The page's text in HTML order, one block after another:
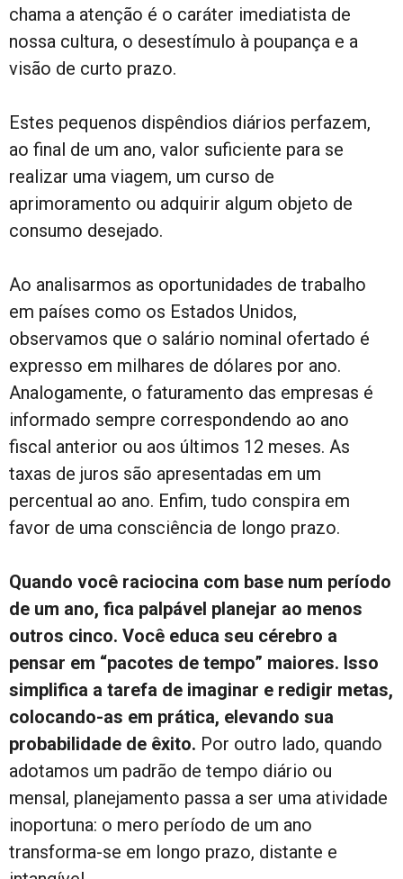
chama a atenção é o caráter imediatista de
nossa cultura, o desestímulo à poupança e a
visão de curto prazo.
Estes pequenos dispêndios diários perfazem,
ao final de um ano, valor suficiente para se
realizar uma viagem, um curso de
aprimoramento ou adquirir algum objeto de
consumo desejado.
Ao analisarmos as oportunidades de trabalho
em países como os Estados Unidos,
observamos que o salário nominal ofertado é
expresso em milhares de dólares por ano.
Analogamente, o faturamento das empresas é
informado sempre correspondendo ao ano
fiscal anterior ou aos últimos 12 meses. As
taxas de juros são apresentadas em um
percentual ao ano. Enfim, tudo conspira em
favor de uma consciência de longo prazo.
Quando você raciocina com base num período
de um ano, fica palpável planejar ao menos
outros cinco. Você educa seu cérebro a
pensar em “pacotes de tempo” maiores. Isso
simplifica a tarefa de imaginar e redigir metas,
colocando-as em prática, elevando sua
probabilidade de êxito. Por outro lado, quando
adotamos um padrão de tempo diário ou
mensal, planejamento passa a ser uma atividade
inoportuna: o mero período de um ano
transforma-se em longo prazo, distante e